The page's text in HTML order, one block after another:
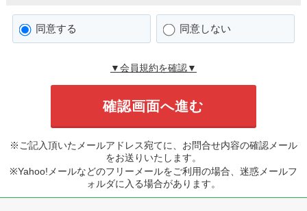
同意する 同意しない
▼会員規約を確認▼
※ご記入頂いたメールアドレス宛てに、お問合せ内容の確認メール
をお送りいたします。
※Yahoo!メールなどのフリーメールをご利用の場合、迷惑メールフ
ォルダに入る場合があります。